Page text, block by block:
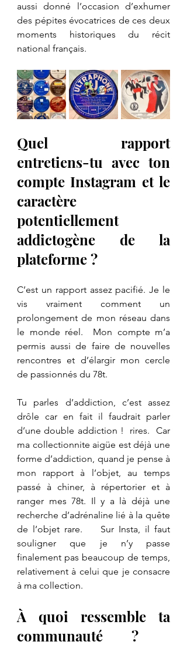
aussi donné l’occasion d’exhumer
des pépites évocatrices de ces deux
moments historiques du récit
national français.
Quel rapport
entretiens-tu avec ton
compte Instagram et le
caractère
potentiellement
addictogène de la
plateforme ?
C’est un rapport assez pacifié. Je le
vis vraiment comment un
prolongement de mon réseau dans
le monde réel.  Mon compte m’a
permis aussi de faire de nouvelles
rencontres et d’élargir mon cercle
de passionnés du 78t.
Tu parles d’addiction, c’est assez
drôle car en fait il faudrait parler
d’une double addiction !  rires.  Car
ma collectionnite aigüe est déjà une
forme d’addiction, quand je pense à
mon rapport à l’objet, au temps
passé à chiner, à répertorier et à
ranger mes 78t. Il y a là déjà une
recherche d’adrénaline lié à la quête
de l’objet rare.    Sur Insta, il faut
souligner que je n’y passe
finalement pas beaucoup de temps,
relativement à celui que je consacre
à ma collection.
À quoi ressemble ta
communauté ?